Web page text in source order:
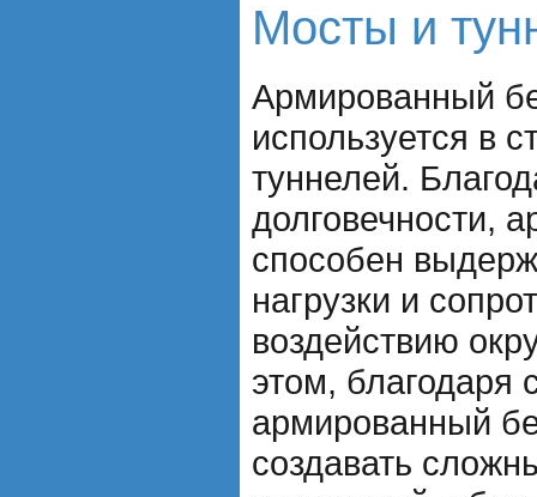
Мосты и
Армированный
используется в
туннелей.
долговечности,
способен
нагрузки и
воздействию
этом, благодаря
армированный
создавать